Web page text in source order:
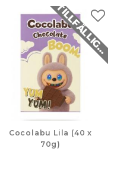
إضافة
Cocolabu Lila (40 x
70g)
T
K